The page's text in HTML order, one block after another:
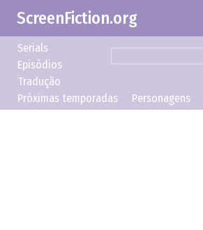
ScreenFiction.org
Serials
Episódios
Tradução
Próximas temporadas
Personagens